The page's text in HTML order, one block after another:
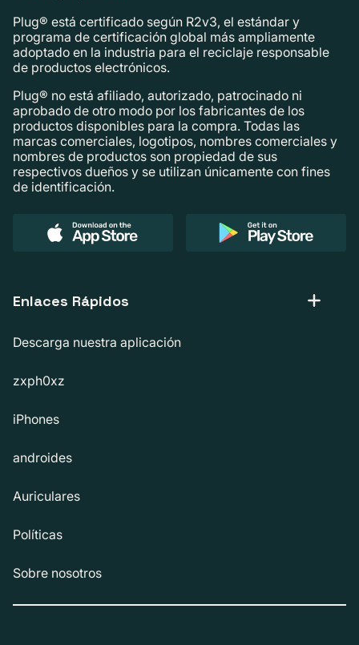
Plug® está certificado según R2v3, el estándar y
programa de certificación global más ampliamente
adoptado en la industria para el reciclaje responsable
de productos electrónicos.
Plug® no está afiliado, autorizado, patrocinado ni
aprobado de otro modo por los fabricantes de los
productos disponibles para la compra. Todas las
marcas comerciales, logotipos, nombres comerciales y
nombres de productos son propiedad de sus
respectivos dueños y se utilizan únicamente con fines
de identificación.
Enlaces Rápidos
Descarga nuestra aplicación
zxph0xz
iPhones
androides
Auriculares
Políticas
Sobre nosotros